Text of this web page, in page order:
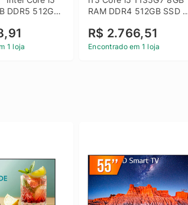
DDR5 512GB
1 loja
RAM DDR4 512GB SSD
R$ 2.766,51
Encontrado em 1 loja